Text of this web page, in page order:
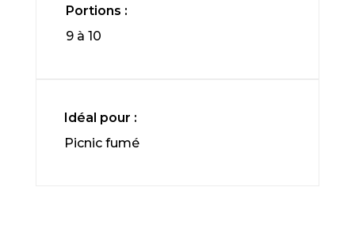
Portions :
9 à 10
Idéal pour :
Picnic fumé